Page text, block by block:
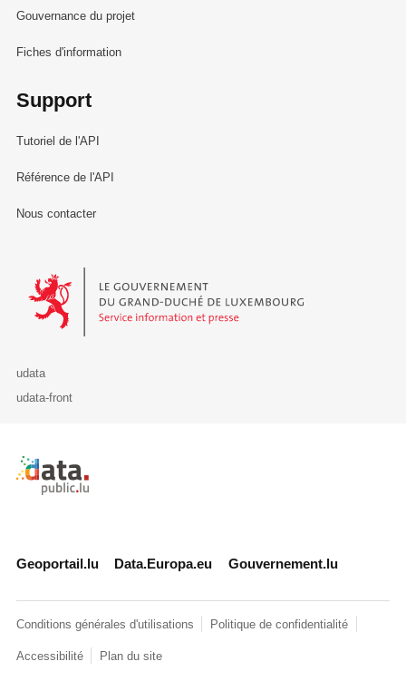
Gouvernance du projet
Fiches d'information
Support
Tutoriel de l'API
Référence de l'API
Nous contacter
Le Gouvernement du Grand-Duché de Luxembourg - Service
udata
udata-front
Retour à l'accueil de data.public.lu
Geoportail.lu Data.Europa.eu Gouvernement.lu
Conditions générales d'utilisations Politique de confidentialité
Accessibilité Plan du site